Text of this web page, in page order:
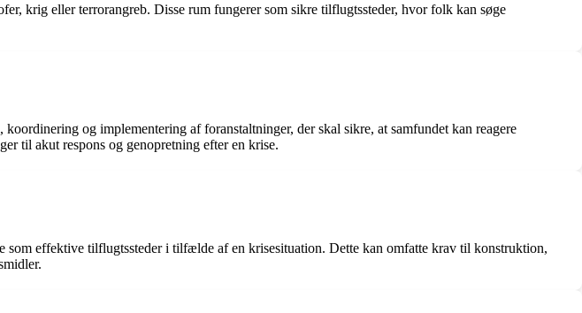
krig eller terrorangreb. Disse rum fungerer som sikre tilflugtssteder, hvor folk kan søge
og implementering af foranstaltninger, der skal sikre, at samfundet kan reagere
til akut respons og genopretning efter en krise.
effektive tilflugtssteder i tilfælde af en krisesituation. Dette kan omfatte krav til konstruktion,